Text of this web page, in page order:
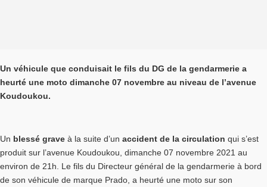
Un véhicule que conduisait le fils du DG de la gendarmerie a
heurté une moto dimanche 07 novembre au niveau de l’avenue
Koudoukou.
Un blessé grave à la suite d’un accident de la circulation qui s’est
produit sur l’avenue Koudoukou, dimanche 07 novembre 2021 au
environ de 21h. Le fils du Directeur général de la gendarmerie à bord
de son véhicule de marque Prado, a heurté une moto sur son